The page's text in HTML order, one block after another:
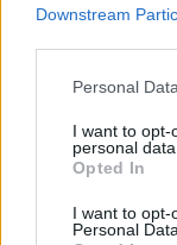
Downstream
Personal
I want to opt-
personal data.
Opted In
I want to opt-
Personal Data.